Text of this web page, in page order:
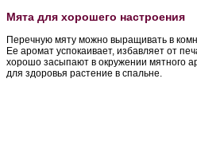
Мята для хорошего настроения
Перечную мяту можно выращивать в
Ее аромат успокаивает, избавляет от
хорошо засыпают в окружении мятного
для здоровья растение в спальне.